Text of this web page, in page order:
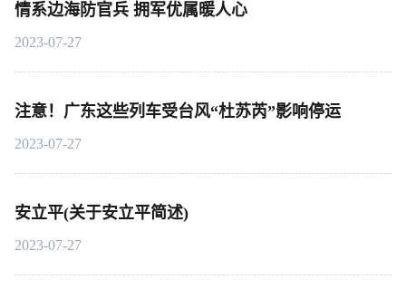
情系边海防官兵 拥军优属暖人心
2023-07-27
注意！广东这些列车受台风“杜苏芮”影响停运
2023-07-27
安立平(关于安立平简述)
2023-07-27